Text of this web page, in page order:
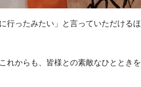
行ったみたい」と言っていただけるほ
れからも、皆様との素敵なひとときを